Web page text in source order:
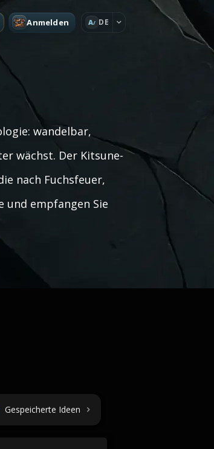
Anmelden A DE
wandelbar,
wächst. Der Kitsune-
nach Fuchsfeuer,
und empfangen Sie
Gespeicherte Ideen